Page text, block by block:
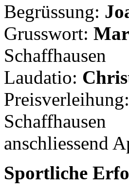
Begrüssung:
Grusswort:
Schaffhausen
Laudatio:
Preisverleihung:
Schaffhausen
anschliessend
Sportliche